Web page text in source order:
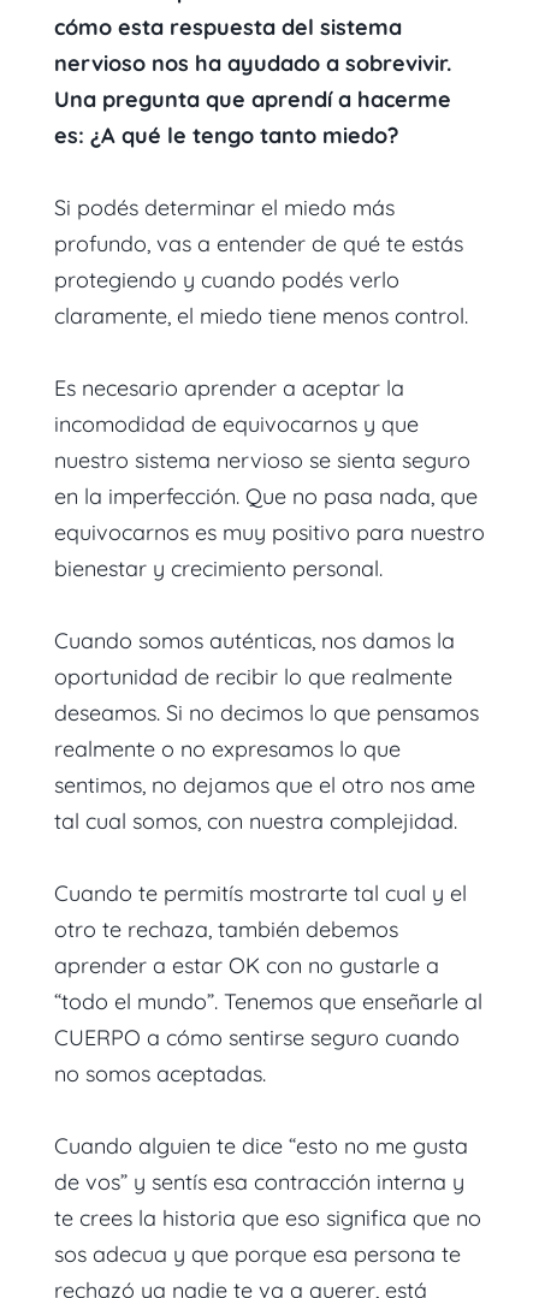
cómo esta respuesta del sistema
nervioso nos ha ayudado a sobrevivir.
Una pregunta que aprendí a hacerme
es: ¿A qué le tengo tanto miedo?
Si podés determinar el miedo más
profundo, vas a entender de qué te estás
protegiendo y cuando podés verlo
claramente, el miedo tiene menos control.
Es necesario aprender a aceptar la
incomodidad de equivocarnos y que
nuestro sistema nervioso se sienta seguro
en la imperfección. Que no pasa nada, que
equivocarnos es muy positivo para nuestro
bienestar y crecimiento personal.
Cuando somos auténticas, nos damos la
oportunidad de recibir lo que realmente
deseamos. Si no decimos lo que pensamos
realmente o no expresamos lo que
sentimos, no dejamos que el otro nos ame
tal cual somos, con nuestra complejidad.
Cuando te permitís mostrarte tal cual y el
otro te rechaza, también debemos
aprender a estar OK con no gustarle a
“todo el mundo”. Tenemos que enseñarle al
CUERPO a cómo sentirse seguro cuando
no somos aceptadas.
Cuando alguien te dice “esto no me gusta
de vos” y sentís esa contracción interna y
te crees la historia que eso significa que no
sos adecua y que porque esa persona te
rechazó ya nadie te va a querer, está